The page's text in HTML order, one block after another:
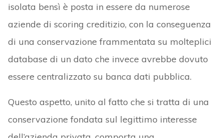
isolata bensì è posta in essere da numerose
aziende di scoring creditizio, con la conseguenza
di una conservazione frammentata su molteplici
database di un dato che invece avrebbe dovuto
essere centralizzato su banca dati pubblica.
Questo aspetto, unito al fatto che si tratta di una
conservazione fondata sul legittimo interesse